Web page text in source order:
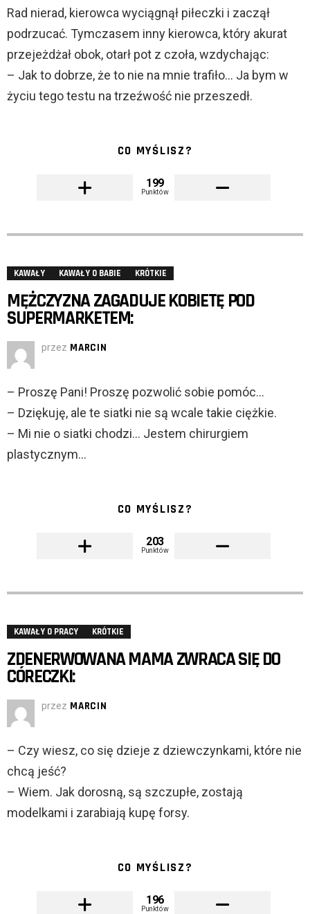
Rad nierad, kierowca wyciągnął piłeczki i zaczął
podrzucać. Tymczasem inny kierowca, który akurat
przejeżdżał obok, otarł pot z czoła, wzdychając:
– Jak to dobrze, że to nie na mnie trafiło… Ja bym w
życiu tego testu na trzeźwość nie przeszedł.
CO MYŚLISZ?
199
Punktów
KAWAŁY KAWAŁY O BABIE KRÓTKIE
MĘŻCZYZNA ZAGADUJE KOBIETĘ POD
SUPERMARKETEM:
przez MARCIN
– Proszę Pani! Proszę pozwolić sobie pomóc…
– Dziękuję, ale te siatki nie są wcale takie ciężkie.
– Mi nie o siatki chodzi… Jestem chirurgiem
plastycznym…
CO MYŚLISZ?
203
Punktów
KAWAŁY O PRACY KRÓTKIE
ZDENERWOWANA MAMA ZWRACA SIĘ DO
CÓRECZKI:
przez MARCIN
– Czy wiesz, co się dzieje z dziewczynkami, które nie
chcą jeść?
– Wiem. Jak dorosną, są szczupłe, zostają
modelkami i zarabiają kupę forsy.
CO MYŚLISZ?
196
Punktów